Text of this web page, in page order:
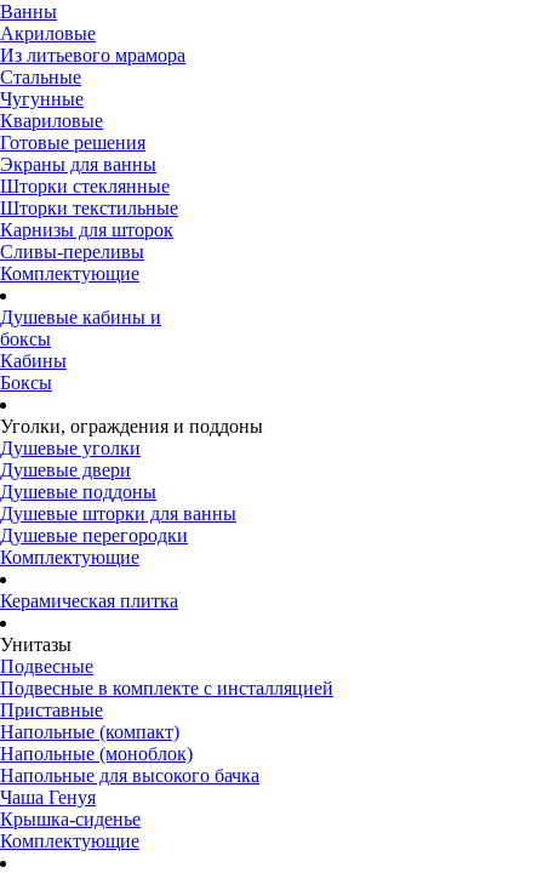
Ванны
Акриловые
Из литьевого мрамора
Стальные
Чугунные
Квариловые
Готовые решения
Экраны для ванны
Шторки стеклянные
Шторки текстильные
Карнизы для шторок
Сливы-переливы
Комплектующие
Душевые кабины и
боксы
Кабины
Боксы
Уголки, ограждения и поддоны
Душевые уголки
Душевые двери
Душевые поддоны
Душевые шторки для ванны
Душевые перегородки
Комплектующие
Керамическая плитка
Унитазы
Подвесные
Подвесные в комплекте с инсталляцией
Приставные
Напольные (компакт)
Напольные (моноблок)
Напольные для высокого бачка
Чаша Генуя
Крышка-сиденье
Комплектующие